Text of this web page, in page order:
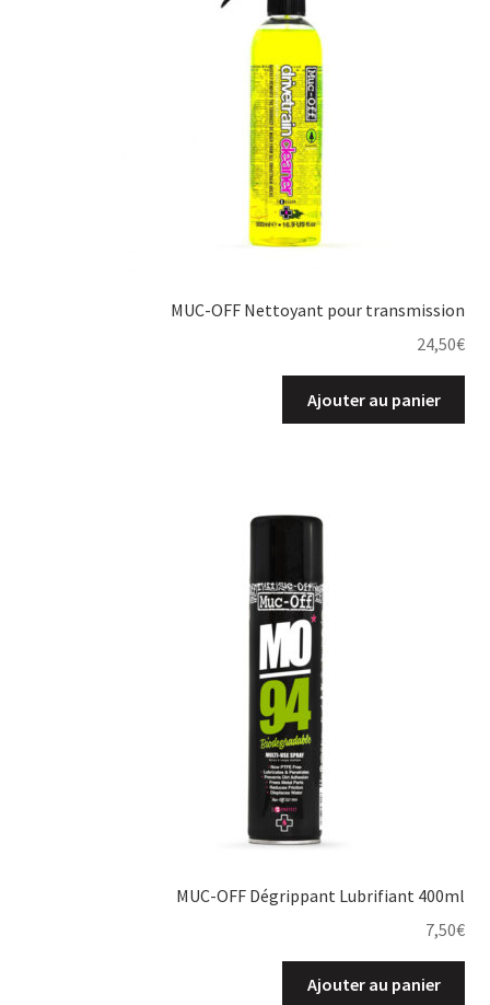
MUC-OFF Nettoyant pour transmission
24,50€
Ajouter au panier
MUC-OFF Dégrippant Lubrifiant 400ml
7,50€
Ajouter au panier